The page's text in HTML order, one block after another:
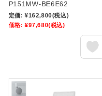
P151MW-BE6E62
定価: ¥162,800(税込)
価格: ¥97,680(税込)